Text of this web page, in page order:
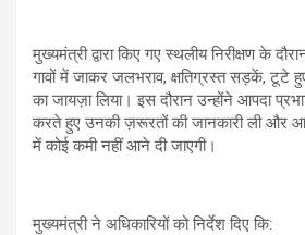
मुख्यमंत्री द्वारा किए गए स्थलीय निरीक्षण के
गावों में जाकर जलभराव, क्षतिग्रस्त सड़कें, टूटे
का जायज़ा लिया। इस दौरान उन्होंने आपदा
करते हुए उनकी ज़रूरतों की जानकारी ली और
में कोई कमी नहीं आने दी जाएगी।
मुख्यमंत्री ने अधिकारियों को निर्देश दिए कि: